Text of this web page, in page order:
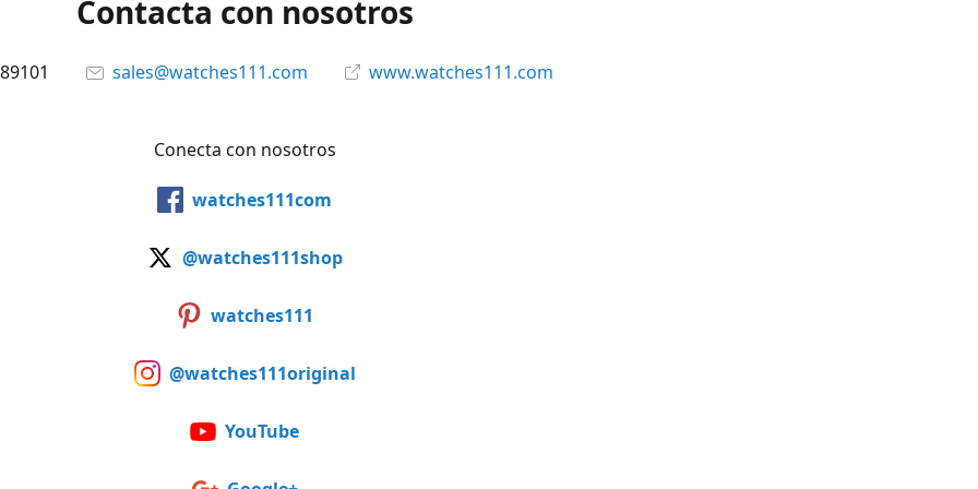
Contacta con nosotros
sales@watches111.com www.watches111.com
Conecta con nosotros
watches111com
@watches111shop
watches111
@watches111original
YouTube